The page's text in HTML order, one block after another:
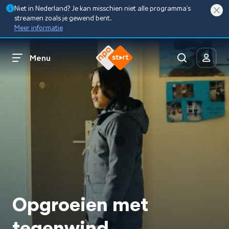
Niet in Nederland? Je kan misschien niet alle programma’s
streamen zoals je gewend bent.
Meer informatie
Menu
Opgroeien met